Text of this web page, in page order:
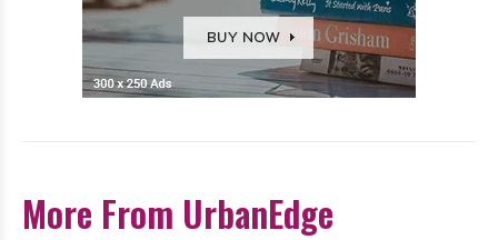
More From UrbanEdge